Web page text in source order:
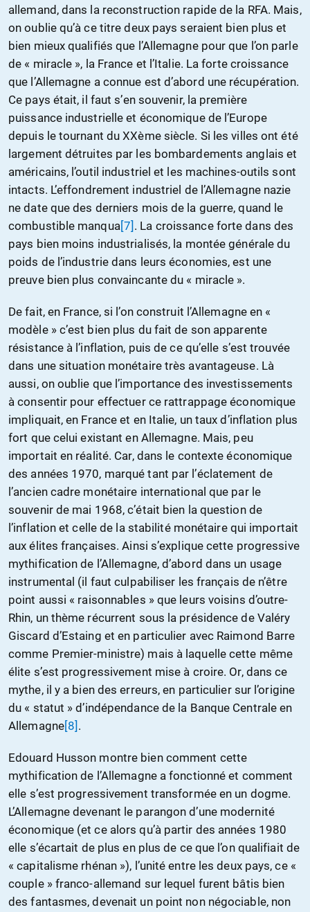
allemand, dans la reconstruction rapide de la RFA. Mais,
on oublie qu’à ce titre deux pays seraient bien plus et
bien mieux qualifiés que l’Allemagne pour que l’on parle
de « miracle », la France et l’Italie. La forte croissance
que l’Allemagne a connue est d’abord une récupération.
Ce pays était, il faut s’en souvenir, la première
puissance industrielle et économique de l’Europe
depuis le tournant du XXème siècle. Si les villes ont été
largement détruites par les bombardements anglais et
américains, l’outil industriel et les machines-outils sont
intacts. L’effondrement industriel de l’Allemagne nazie
ne date que des derniers mois de la guerre, quand le
combustible manqua[7] . La croissance forte dans des
pays bien moins industrialisés, la montée générale du
poids de l’industrie dans leurs économies, est une
preuve bien plus convaincante du « miracle ».
De fait, en France, si l’on construit l’Allemagne en «
modèle » c’est bien plus du fait de son apparente
résistance à l’inflation, puis de ce qu’elle s’est trouvée
dans une situation monétaire très avantageuse. Là
aussi, on oublie que l’importance des investissements
à consentir pour effectuer ce rattrappage économique
impliquait, en France et en Italie, un taux d’inflation plus
fort que celui existant en Allemagne. Mais, peu
importait en réalité. Car, dans le contexte économique
des années 1970, marqué tant par l’éclatement de
l’ancien cadre monétaire international que par le
souvenir de mai 1968, c’était bien la question de
l’inflation et celle de la stabilité monétaire qui importait
aux élites françaises. Ainsi s’explique cette progressive
mythification de l’Allemagne, d’abord dans un usage
instrumental (il faut culpabiliser les français de n’être
point aussi « raisonnables » que leurs voisins d’outre-
Rhin, un thème récurrent sous la présidence de Valéry
Giscard d’Estaing et en particulier avec Raimond Barre
comme Premier-ministre) mais à laquelle cette même
élite s’est progressivement mise à croire. Or, dans ce
mythe, il y a bien des erreurs, en particulier sur l’origine
du « statut » d’indépendance de la Banque Centrale en
Allemagne[8] .
Edouard Husson montre bien comment cette
mythification de l’Allemagne a fonctionné et comment
elle s’est progressivement transformée en un dogme.
L’Allemagne devenant le parangon d’une modernité
économique (et ce alors qu’à partir des années 1980
elle s’écartait de plus en plus de ce que l’on qualifiait de
« capitalisme rhénan »), l’unité entre les deux pays, ce «
couple » franco-allemand sur lequel furent bâtis bien
des fantasmes, devenait un point non négociable, non